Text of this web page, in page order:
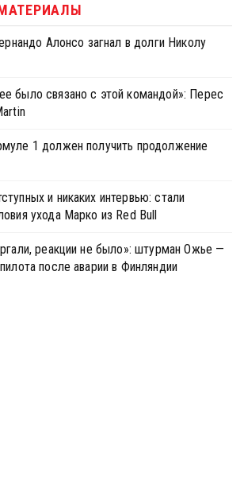
Алонсо загнал в долги Николу
было связано с этой командой»: Перес
1 должен получить продолжение
и никаких интервью: стали
ухода Марко из Red Bull
реакции не было»: штурман Ожье —
после аварии в Финляндии